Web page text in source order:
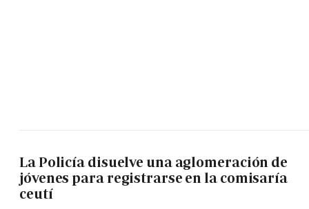
La Policía disuelve una aglomeración de
jóvenes para registrarse en la comisaría
ceutí